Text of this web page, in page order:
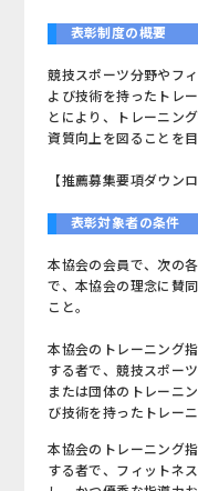
表彰制度の概要
競技スポーツ分野やフ
よび技術を持ったトレ
とにより、トレーニン
資質向上を図ることを
【推薦募集要項ダウンロ
表彰対象者の条件
本協会の会員で、次の
で、本協会の理念に賛
こと。
本協会のトレーニング
する者で、競技スポー
または団体のトレーニ
び技術を持ったトレー
本協会のトレーニング
する者で、フィットネ